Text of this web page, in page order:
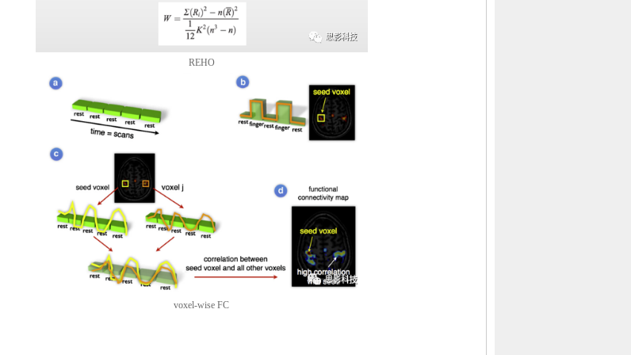
REHO
voxel-wise FC